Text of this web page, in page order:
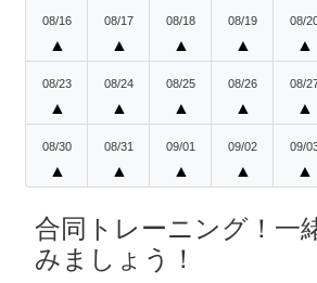
08/16
▲
08/17
▲
08/18
▲
08/19
▲
08/
▲
08/23
▲
08/24
▲
08/25
▲
08/26
▲
08/
▲
08/30
▲
08/31
▲
09/01
▲
09/02
▲
09/
▲
合同トレーニング！一
みましょう！